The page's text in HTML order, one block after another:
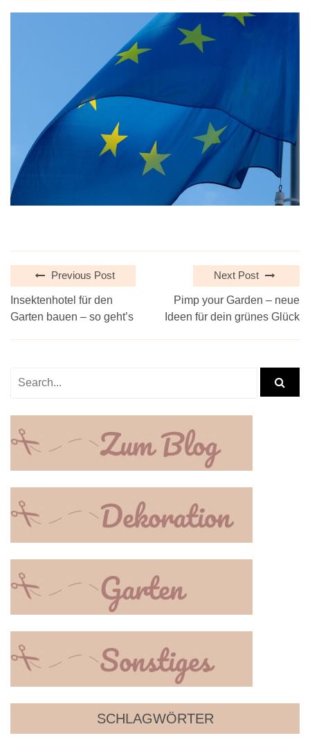
Previous Post
Insektenhotel für den
Garten bauen – so geht’s
Next Post
Pimp your Garden – neue
Ideen für dein grünes Glück
SCHLAGWÖRTER